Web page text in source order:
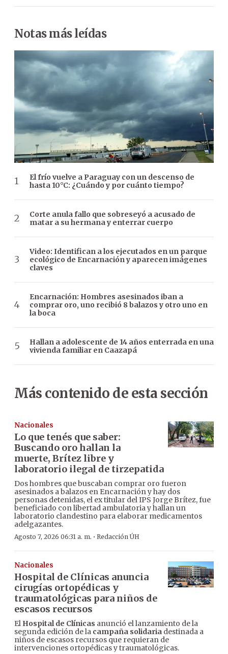
Notas más leídas
El frío vuelve a Paraguay con un descenso de
hasta 10°C: ¿Cuándo y por cuánto tiempo?
Corte anula fallo que sobreseyó a acusado de
matar a su hermana y enterrar cuerpo
Video: Identifican a los ejecutados en un parque
ecológico de Encarnación y aparecen imágenes
claves
Encarnación: Hombres asesinados iban a
comprar oro, uno recibió 8 balazos y otro uno en
la boca
Hallan a adolescente de 14 años enterrada en una
vivienda familiar en Caazapá
Más contenido de esta sección
Nacionales
Lo que tenés que saber:
Buscando oro hallan la
muerte, Brítez libre y
laboratorio ilegal de tirzepatida
Dos hombres que buscaban comprar oro fueron
asesinados a balazos en Encarnación y hay dos
personas detenidas, el ex titular del IPS Jorge Brítez, fue
beneficiado con libertad ambulatoria y hallan un
laboratorio clandestino para elaborar medicamentos
adelgazantes.
Agosto 7, 2026 06:31 a. m. · Redacción ÚH
Nacionales
Hospital de Clínicas anuncia
cirugías ortopédicas y
traumatológicas para niños de
escasos recursos
El Hospital de Clínicas anunció el lanzamiento de la
segunda edición de la campaña solidaria destinada a
niños de escasos recursos que requieran de
intervenciones ortopédicas y traumatológicas.